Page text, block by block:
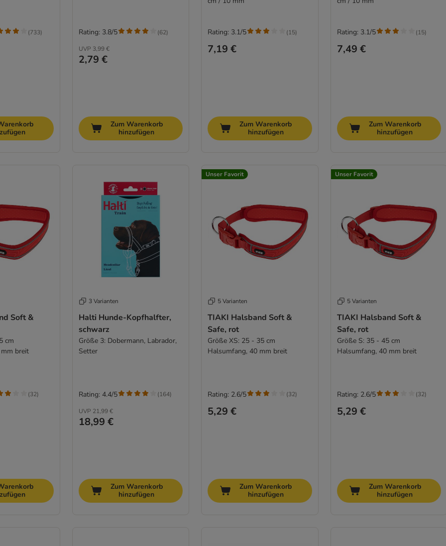
(733)
UVP 3,99 €
2,79 €
Rating: 3.8/5 (62)
Zum Warenkorb
hinzufügen
7,19 €
Rating: 3.1/5 (15)
Zum Warenkorb
hinzufügen
7,49 €
Rating: 3.1/5 (15)
Zum Warenkorb
hinzufügen
Soft &
cm
breit
(32)
3 Varianten
Halti Hunde-Kopfhalfter,
schwarz
Größe 3: Dobermann, Labrador,
Setter
UVP 21,99 €
18,99 €
Rating: 4.4/5 (164)
Zum Warenkorb
hinzufügen
Unser Favorit
5 Varianten
TIAKI Halsband Soft &
Safe, rot
Größe XS: 25 - 35 cm
Halsumfang, 40 mm breit
5,29 €
Rating: 2.6/5 (32)
Zum Warenkorb
hinzufügen
Unser Favorit
5 Varianten
TIAKI Halsband Soft &
Safe, rot
Größe S: 35 - 45 cm
Halsumfang, 40 mm breit
5,29 €
Rating: 2.6/5 (32)
Zum Warenkorb
hinzufügen